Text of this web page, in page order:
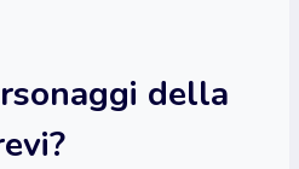
della